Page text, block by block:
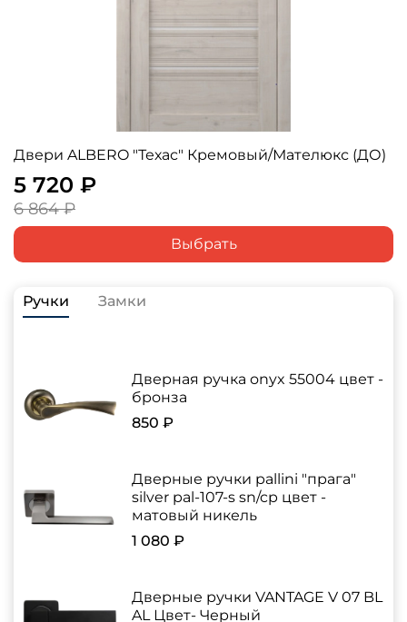
Двери ALBERO "Техас" Кремовый/Мателюкс (ДО)
5 720 ₽
6 864 ₽
Выбрать
Ручки Замки
Дверная ручка onyx 55004 цвет -
бронза
850 ₽
Дверные ручки pallini "прага"
silver pal-107-s sn/cp цвет -
матовый никель
1 080 ₽
Дверные ручки VANTAGE V 07 BL
AL Цвет- Черный